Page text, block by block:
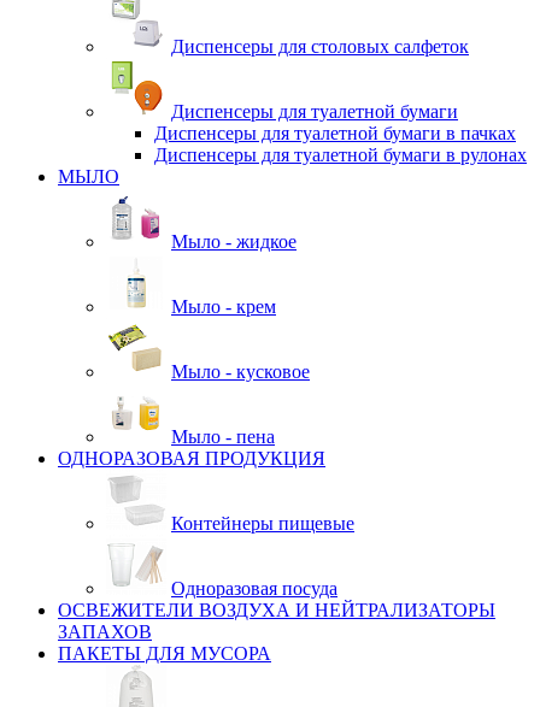
Диспенсеры для столовых салфеток
Диспенсеры для туалетной бумаги
Диспенсеры для туалетной бумаги в пачках
Диспенсеры для туалетной бумаги в рулонах
МЫЛО
Мыло - жидкое
Мыло - крем
Мыло - кусковое
Мыло - пена
ОДНОРАЗОВАЯ ПРОДУКЦИЯ
Контейнеры пищевые
Одноразовая посуда
ОСВЕЖИТЕЛИ ВОЗДУХА И НЕЙТРАЛИЗАТОРЫ
ЗАПАХОВ
ПАКЕТЫ ДЛЯ МУСОРА